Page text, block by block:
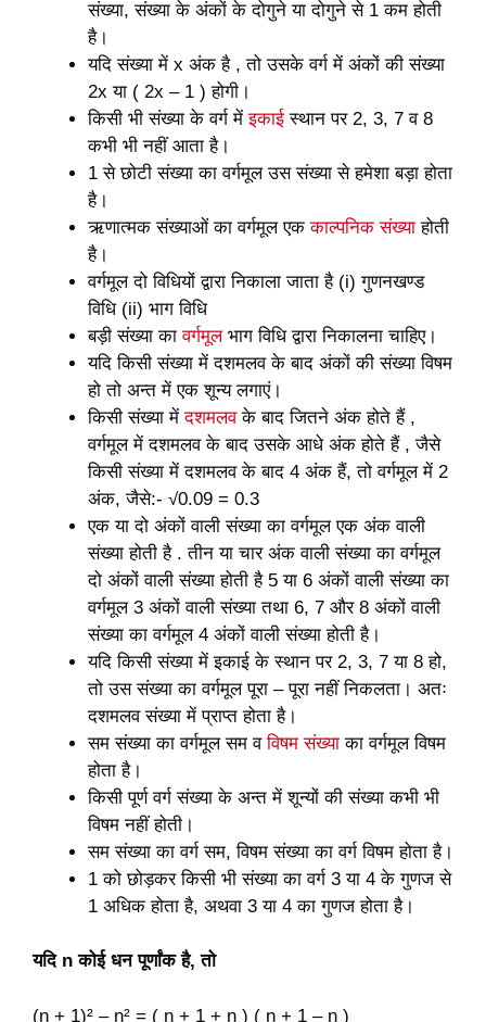
संख्या, संख्या के अंकों के दोगुने या दोगुने से 1 कम होती
है।
यदि संख्या में x अंक है , तो उसके वर्ग में अंकों की संख्या
2x या ( 2x – 1 ) होगी।
किसी भी संख्या के वर्ग मेंइकाई स्थान पर 2, 3, 7 व 8
कभी भी नहीं आता है।
1 से छोटी संख्या का वर्गमूल उस संख्या से हमेशा बड़ा होता
है।
ऋणात्मक संख्याओं का वर्गमूल एककाल्पनिक संख्या होती
है।
वर्गमूल दो विधियों द्वारा निकाला जाता है (i) गुणनखण्ड
विधि (ii) भाग विधि
बड़ी संख्या कावर्गमूलभाग विधि द्वारा निकालना चाहिए।
यदि किसी संख्या में दशमलव के बाद अंकों की संख्या विषम
हो तो अन्त में एक शून्य लगाएं।
किसी संख्या मेंदशमलवके बाद जितने अंक होते हैं ,
वर्गमूल में दशमलव के बाद उसके आधे अंक होते हैं , जैसे
किसी संख्या में दशमलव के बाद 4 अंक हैं, तो वर्गमूल में 2
अंक, जैसे:- √0.09 = 0.3
एक या दो अंकों वाली संख्या का वर्गमूल एक अंक वाली
संख्या होती है . तीन या चार अंक वाली संख्या का वर्गमूल
दो अंकों वाली संख्या होती है 5 या 6 अंकों वाली संख्या का
वर्गमूल 3 अंकों वाली संख्या तथा 6, 7 और 8 अंकों वाली
संख्या का वर्गमूल 4 अंकों वाली संख्या होती है।
यदि किसी संख्या में इकाई के स्थान पर 2, 3, 7 या 8 हो,
तो उस संख्या का वर्गमूल पूरा – पूरा नहीं निकलता। अतः
दशमलव संख्या में प्राप्त होता है।
सम संख्या का वर्गमूल सम वविषम संख्या का वर्गमूल विषम
होता है।
किसी पूर्ण वर्ग संख्या के अन्त में शून्यों की संख्या कभी भी
विषम नहीं होती।
सम संख्या का वर्ग सम, विषम संख्या का वर्ग विषम होता है।
1 को छोड़कर किसी भी संख्या का वर्ग 3 या 4 के गुणज से
1 अधिक होता है, अथवा 3 या 4 का गुणज होता है।
यदि n कोई धन पूर्णांक है, तो
(n + 1)² – n² = ( n + 1 + n ) ( n + 1 – n )